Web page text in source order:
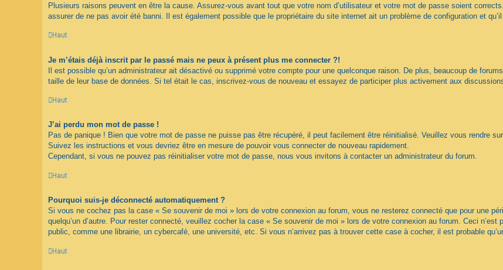
Plusieurs raisons peuvent en être la cause. Assurez-vous avant tout que votre nom d’utilisateur et votre mot de passe soient
assurer de ne pas avoir été banni. Il est également possible que le propriétaire du site internet ait un problème de configuration et
Haut
Je m’étais déjà inscrit par le passé mais ne peux à présent plus me connecter ?!
Il est possible qu’un administrateur ait désactivé ou supprimé votre compte pour une quelconque raison. De plus, beaucoup de
taille de leur base de données. Si tel était le cas, inscrivez-vous de nouveau et essayez de participer plus activement aux
Haut
J’ai perdu mon mot de passe !
Pas de panique ! Bien que votre mot de passe ne puisse pas être récupéré, il peut facilement être réinitialisé. Veuillez vous rendre
Suivez les instructions et vous devriez être en mesure de pouvoir vous connecter de nouveau rapidement.
Cependant, si vous ne pouvez pas réinitialiser votre mot de passe, nous vous invitons à contacter un administrateur du forum.
Haut
Pourquoi suis-je déconnecté automatiquement ?
Si vous ne cochez pas la case « Se souvenir de moi » lors de votre connexion au forum, vous ne resterez connecté que pour une
quelqu’un d’autre. Pour rester connecté, veuillez cocher la case « Se souvenir de moi » lors de votre connexion au forum. Ceci
public, comme une librairie, un cybercafé, une université, etc. Si vous n’arrivez pas à trouver cette case à cocher, il est probable
Haut